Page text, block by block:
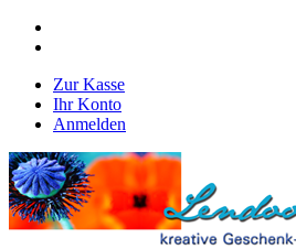
Zur Kasse
Ihr Konto
Anmelden